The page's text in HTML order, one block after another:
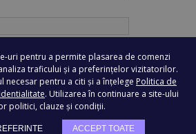
uri pentru a permite plasarea de comenzi
traficului și a preferințelor vizitatorilor.
necesar pentru a citi și a înțelege Politica de
. Utilizarea în continuare a site-ului
politici, clauze și condiții.
ACCEPT TOATE
TRIMITE